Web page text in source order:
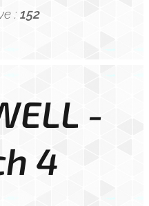
: 152
-
4